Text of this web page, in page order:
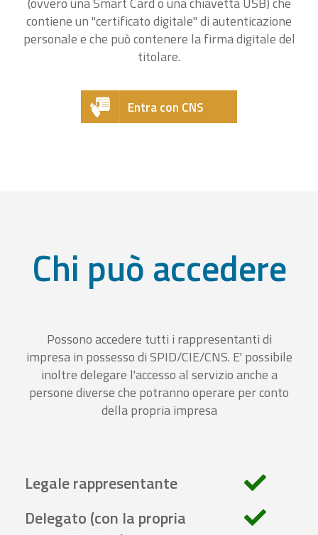
contiene un "certificato digitale" di autenticazione
personale e che può contenere la firma digitale del
titolare.
Entra con CNS
Chi può accedere
Possono accedere tutti i rappresentanti di
impresa in possesso di SPID/CIE/CNS. E' possibile
inoltre delegare l'accesso al servizio anche a
persone diverse che potranno operare per conto
della propria impresa
Legale rappresentante
Delegato (con la propria